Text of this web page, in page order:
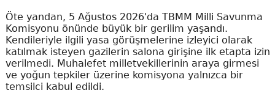
Öte yandan, 5 Ağustos 2026'da TBMM Milli Savunma
Komisyonu önünde büyük bir gerilim yaşandı.
Kendileriyle ilgili yasa görüşmelerine izleyici olarak
katılmak isteyen gazilerin salona girişine ilk etapta izin
verilmedi. Muhalefet milletvekillerinin araya girmesi
ve yoğun tepkiler üzerine komisyona yalnızca bir
temsilci kabul edildi.